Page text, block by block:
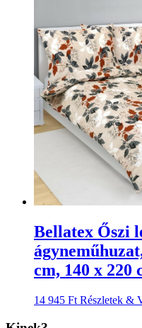
Bellatex Őszi
cm, 140 x 220
14 945 Ft Részletek &